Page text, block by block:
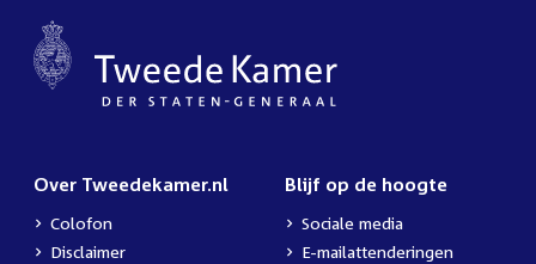
Over Tweedekamer.nl
Colofon
Disclaimer
Blijf op de hoogte
Sociale media
E-mailattenderingen